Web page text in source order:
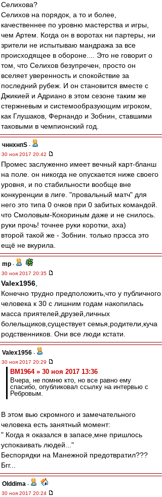
Селихова?
Селихов на порядок, а то и более,
качественнее по уровню мастерства и игры,
чем Артем. Когда он в воротах ни партеры, ни
зрители не испытываю мандража за все
происходящее в обороне.... Это не говорит о
том, что Селихов безупречен, просто он
вселяет уверенность и спокойствие за
последний рубеж. И он становится вместе с
Джикией и Адриано в этом сезоне таким же
стержневым и системообразующим игроком,
как Глушаков, Фернандо и Зобнин, ставшими
таковыми в чемпионский год.
чннхнпS -
30 ноя 2017 20:42
Промес заслуженно имеет вечный карт-бланш
на поле. он никогда не опускается ниже своего
уровня, и по стабильности вообще вне
конкуренции в лиге. "провальный матч" для
него это типа 0 очков при 0 забитых командой.
что Смоловым-Кокориным даже и не снилось.
руки прочь! точнее руки коротки, аха)
второй такой же - Зобнин. только прэсса это
ещё не вкурила.
mp -
30 ноя 2017 20:35
Valex1956
Конечно трудно предположить,что у публичного
человека к 30 с лишним годам накопилась
масса приятелей,друзей,личных
болельщиков,существует семья,родители,куча
родственников. Они все люди кстати.
Valex1956 -
30 ноя 2017 20:29
BM1964 » 30 ноя 2017 13:36
Вчера, не помню кто, но все равно ему
спасибо, опубликовал ссылку на интервью с
Ребровым.
В этом вью скромного и замечательного
человека есть занятный момент:
" Когда я оказался в запасе,мне пришлось
успокаивать людей..."
Беспорядки на Манежной предотвратил???
Бгг...
Olddima -
30 ноя 2017 20:24